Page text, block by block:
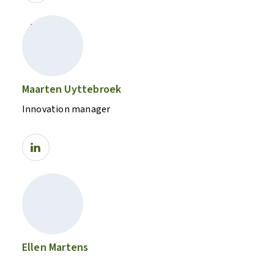
Maarten Uyttebroek
Innovation manager
Ellen Martens